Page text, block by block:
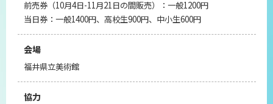
前売券（10月4日-11月21日の間販売）：一般1200円
当日券：一般1400円、高校生900円、中小生600円
会場
福井県立美術館
協力